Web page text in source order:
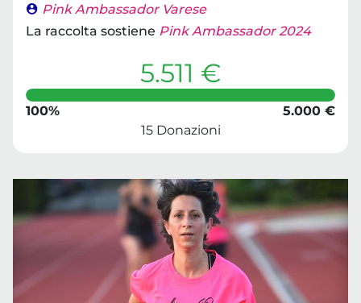
Pink Ambassador Varese
La raccolta sostiene Pink Ambassador 2024
5.511 €
100%
5.000 €
15 Donazioni